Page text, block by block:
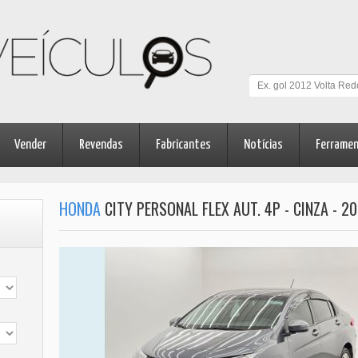
Vender Revendas Fabricantes Notícias
HONDA CITY PERSONAL FLEX AUT. 4P - CINZA -